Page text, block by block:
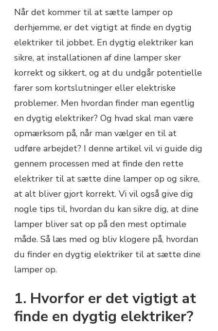
Når det kommer til at sætte lamper op
derhjemme, er det vigtigt at finde en dygtig
elektriker til jobbet. En dygtig elektriker kan
sikre, at installationen af dine lamper sker
korrekt og sikkert, og at du undgår potentielle
farer som kortslutninger eller elektriske
problemer. Men hvordan finder man egentlig
en dygtig elektriker? Og hvad skal man være
opmærksom på, når man vælger en til at
udføre arbejdet? I denne artikel vil vi guide dig
gennem processen med at finde den rette
elektriker til at sætte dine lamper op og sikre,
at alt bliver gjort korrekt. Vi vil også give dig
nogle tips til, hvordan du kan sikre dig, at dine
lamper bliver sat op på den mest optimale
måde. Så læs med og bliv klogere på, hvordan
du finder en dygtig elektriker til at sætte dine
lamper op.
1. Hvorfor er det vigtigt at
finde en dygtig elektriker?